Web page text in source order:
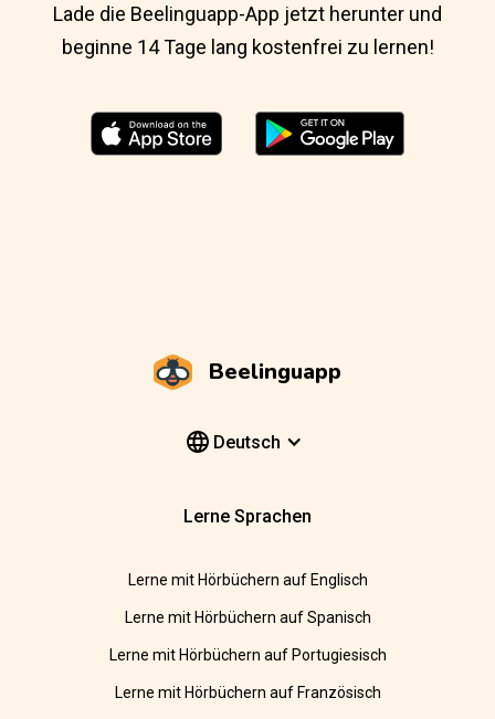
Lade die Beelinguapp-App jetzt herunter und
beginne 14 Tage lang kostenfrei zu lernen!
Beelinguapp
Deutsch
Lerne Sprachen
Lerne mit Hörbüchern auf Englisch
Lerne mit Hörbüchern auf Spanisch
Lerne mit Hörbüchern auf Portugiesisch
Lerne mit Hörbüchern auf Französisch